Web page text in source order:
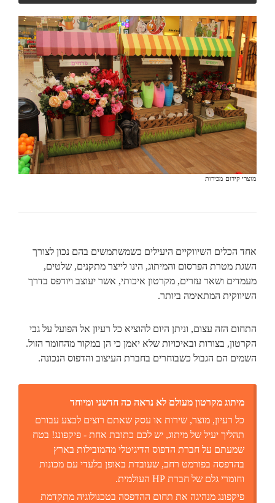
מוצרי קידום מכירות
אחד הכלים השיווקיים היעילים כשמשתמשים בהם נכון לצורך
השגת מטרת הפרסום והמיתוג, הינו לייצר מתקנים, שלטים,
מעמדים ושאר עזרים, מקרטון איכותי, אשר יעוצב ויודפס בדרך
השיווקית המתאימה ביותר.
התחום הזה עצום, וניתן היום להוציא כל רעיון אל הפועל על גבי
הקרטון, בצורות ובאיכויות שלא יאמן כי הן במקור מהחומר הזול.
השמים הם הגבול כשבוחרים בחברת העיצוב והדפוס הנכונה.
מיתוג מקרטון מעולם לא נראה כה חדשני ומיוחד
כל רעיון, מוצר, שירות או עסק שאתם רוצים לבצע עבורם
תהליך יעיל של מיתוג, יש לכם כתובת אחת - פיקפונג! בטח
שמעתם על חברת הדפוס הדיגיטלי מהמובילות בארץ
בהדפסה בפורמט רחב, שעובדת באופן בלעדי עם מכונות
וחומרי גלם של חברת HP העולמית.
פיקפונג מנהיגה את תחום ההדפסה בטכנולוגיה מתקדמת